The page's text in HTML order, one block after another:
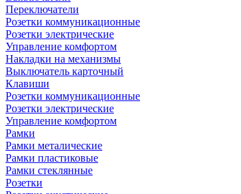
Переключатели
Розетки коммуникационные
Розетки электрические
Управление комфортом
Накладки на механизмы
Выключатель карточный
Клавиши
Розетки коммуникационные
Розетки электрические
Управление комфортом
Рамки
Рамки металические
Рамки пластиковые
Рамки стеклянные
Розетки